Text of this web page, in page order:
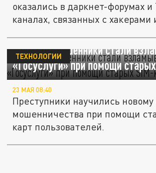
оказались в даркнет-форумах
каналах, связанных с хакерами
В России мошенники стали
«Госуслуги» при помощи
ТЕХНОЛОГИИ
23 МАЯ 08:40
Преступники научились новому
мошенничества при помощи
карт пользователей.